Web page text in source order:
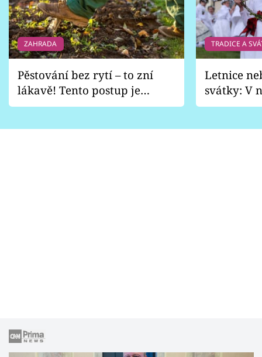
ZAHRADA
Pěstování bez rytí – to zní
lákavě! Tento postup je
vhodný jen pro některé
TRADICE A
Letnice
svátky: V
pondělí